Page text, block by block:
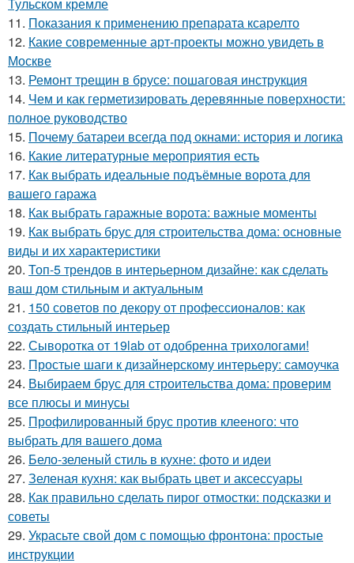
11. Показания к применению препарата ксарелто
12. Какие современные арт-проекты можно увидеть в
Москве
13. Ремонт трещин в брусе: пошаговая инструкция
14. Чем и как герметизировать деревянные поверхности:
полное руководство
15. Почему батареи всегда под окнами: история и логика
16. Какие литературные мероприятия есть
17. Как выбрать идеальные подъёмные ворота для
вашего гаража
18. Как выбрать гаражные ворота: важные моменты
19. Как выбрать брус для строительства дома: основные
виды и их характеристики
20. Топ-5 трендов в интерьерном дизайне: как сделать
ваш дом стильным и актуальным
21. 150 советов по декору от профессионалов: как
создать стильный интерьер
22. Сыворотка от 19lab от одобренна трихологами!
23. Простые шаги к дизайнерскому интерьеру: самоучка
24. Выбираем брус для строительства дома: проверим
все плюсы и минусы
25. Профилированный брус против клееного: что
выбрать для вашего дома
26. Бело-зеленый стиль в кухне: фото и идеи
27. Зеленая кухня: как выбрать цвет и аксессуары
28. Как правильно сделать пирог отмостки: подсказки и
советы
29. Украсьте свой дом с помощью фронтона: простые
инструкции